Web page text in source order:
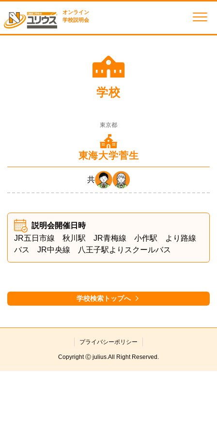
オンライン
学校説明会
学校
東京都
東海大学菅生
共
説明会開催日時
JR五日市線 秋川駅 JR青梅線 小作駅 より路線
バス JR中央線 八王子駅よりスクールバス
学校検索トップへ
プライバシーポリシー
Copyright Ⓒ julius.All Right Reserved.